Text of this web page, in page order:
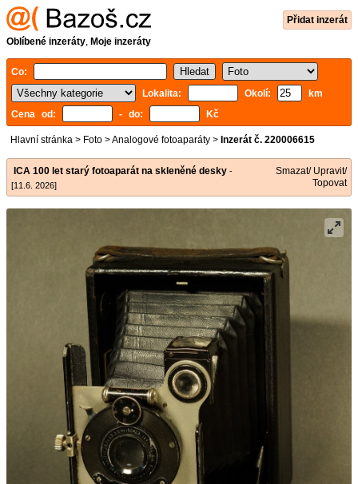
Přidat inzerát
Oblíbené inzeráty, Moje inzeráty
Co:
Lokalita:
Okolí:
km
Cena od:
- do: Kč
Hlavní stránka > Foto >Analogové fotoaparáty > Inzerát č. 220006615
ICA 100 let starý fotoaparát na skleněné desky -
[11.6. 2026]
Smazat/ Upravit/
Topovat